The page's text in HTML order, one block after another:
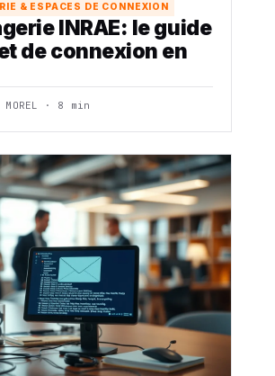
& ESPACES DE CONNEXION
INRAE: le guide
de connexion en
MOREL · 8 min